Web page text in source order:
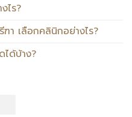
ไร?
า เลือกคลินิกอย่างไร?
ได้บ้าง?